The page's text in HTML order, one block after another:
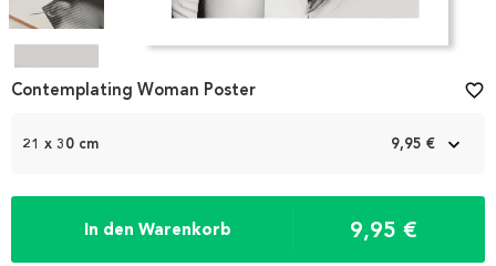
1
21 x 30 cm 9,95 €
In den Warenkorb 9,95 €
Contemplating Woman Poster favorite_border